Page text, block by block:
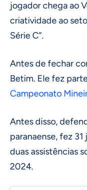
jogador chega ao
criatividade ao
Série C”.
Antes de fechar
Betim. Ele fez
Campeonato
Antes disso,
paranaense, fez
duas assistências
2024.